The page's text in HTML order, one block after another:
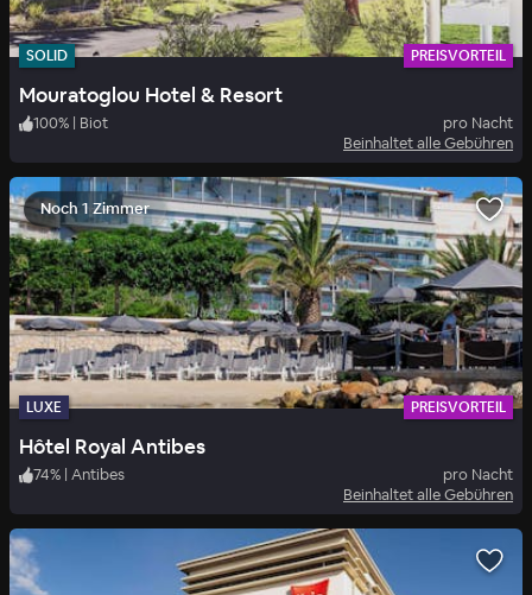
SOLID PREISVORTEIL
Mouratoglou Hotel & Resort
100% | Biot
pro Nacht
Beinhaltet alle Gebühren
Noch 1 Zimmer
LUXE PREISVORTEIL
Hôtel Royal Antibes
74% | Antibes
pro Nacht
Beinhaltet alle Gebühren